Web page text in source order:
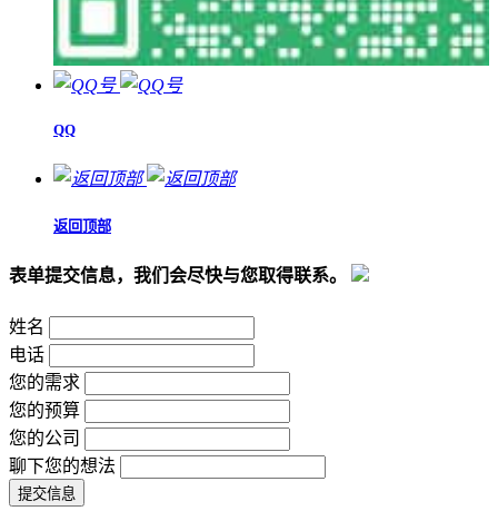
QQ
返回顶部
表单提交信息，我们会尽快与您取得联系。
姓名
电话
您的需求
您的预算
您的公司
聊下您的想法